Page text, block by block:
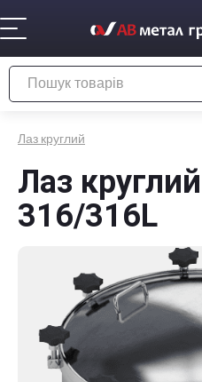
Лаз круглий
Лаз
316/316L